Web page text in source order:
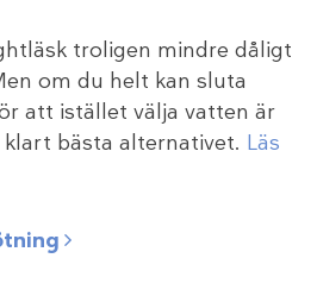
troligen mindre dåligt
om du helt kan sluta
att istället välja vatten är
bästa alternativet. Läs